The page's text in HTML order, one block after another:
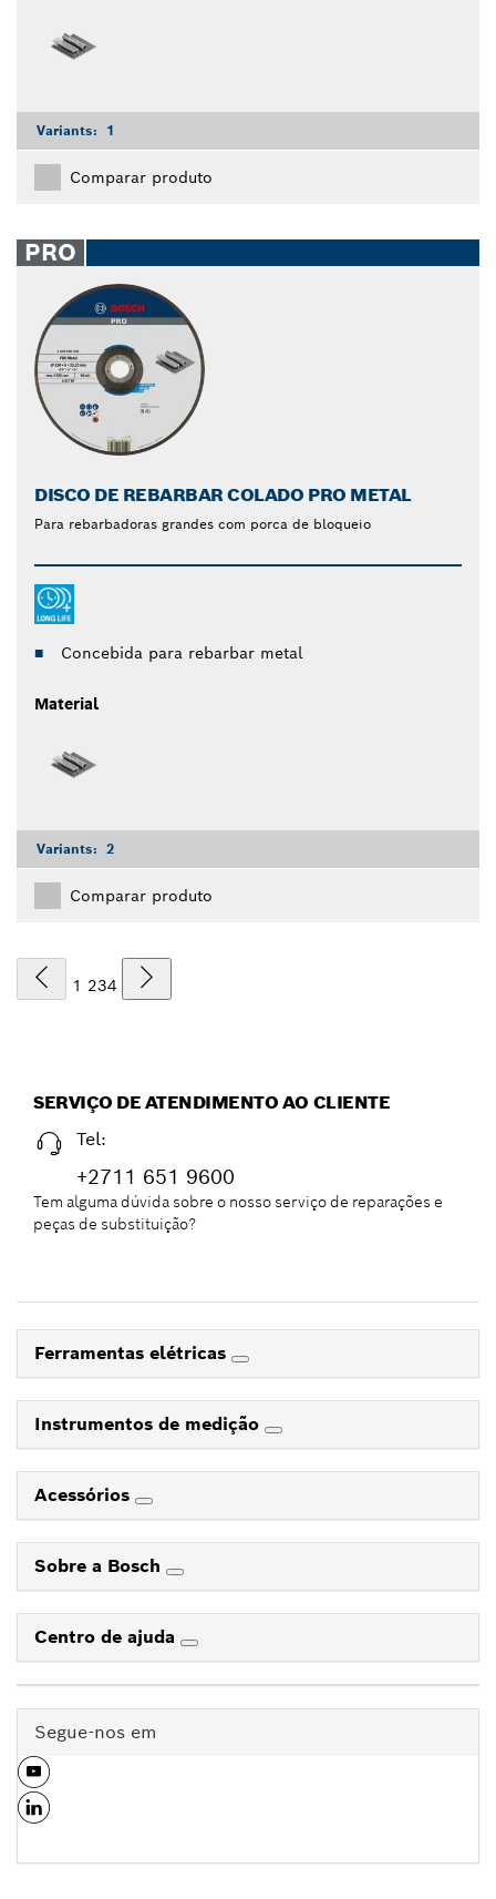
Variants: 1
Comparar produto
PRO
DISCO DE REBARBAR COLADO PRO METAL
Para rebarbadoras grandes com porca de bloqueio
Concebida para rebarbar metal
Material
Variants: 2
Comparar produto
1 234
SERVIÇO DE ATENDIMENTO AO CLIENTE
Tel:
+2711 651 9600
Tem alguma dúvida sobre o nosso serviço de reparações e
peças de substituição?
Ferramentas elétricas
Instrumentos de medição
Acessórios
Sobre a Bosch
Centro de ajuda
Segue-nos em